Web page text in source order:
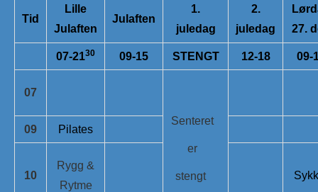
Tid
Lille
Julaften
Julaften
1.
juledag
2.
juledag
27.
07-2130 09-15 STENGT 12-18 09-
07
Senteret
er
stengt
09 Pilates
10
Rygg &
Rytme